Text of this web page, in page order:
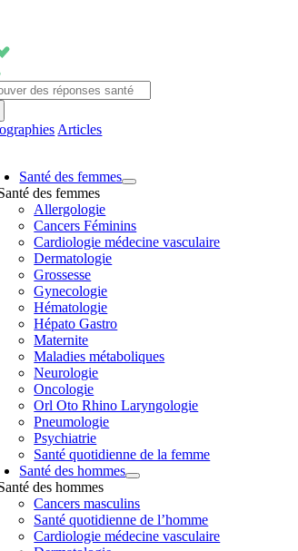
contenu
Articles
Santé des femmes
des femmes
Allergologie
Cancers Féminins
Cardiologie médecine vasculaire
Dermatologie
Grossesse
Gynecologie
Hématologie
Hépato Gastro
Maternite
Maladies métaboliques
Neurologie
Oncologie
Orl Oto Rhino Laryngologie
Pneumologie
Psychiatrie
Santé quotidienne de la femme
Santé des hommes
des hommes
Cancers masculins
Santé quotidienne de l’homme
Cardiologie médecine vasculaire